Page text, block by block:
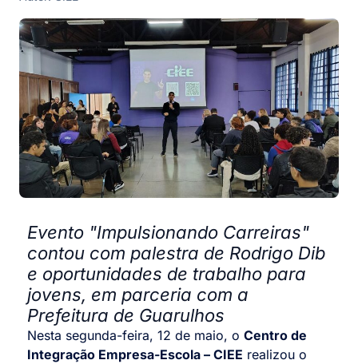
Evento "Impulsionando Carreiras"
contou com palestra de Rodrigo Dib
e oportunidades de trabalho para
jovens, em parceria com a
Prefeitura de Guarulhos
Nesta segunda-feira, 12 de maio, o Centro de
Integração Empresa-Escola – CIEE realizou o